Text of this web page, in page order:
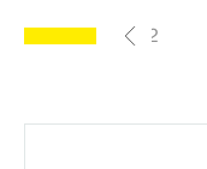
Modell 4988.92